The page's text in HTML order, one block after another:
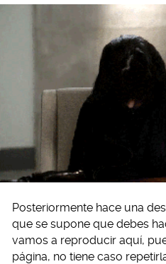
Posteriormente hace una
que se supone que debes
vamos a reproducir aquí,
página, no tiene caso